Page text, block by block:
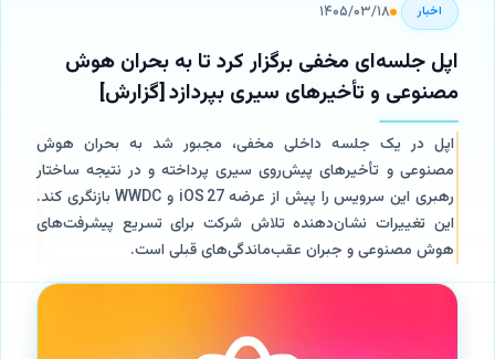
اخبار ۱۴۰۵/۰۳/۱۸
اپل جلسه‌ای مخفی برگزار کرد تا به بحران هوش
مصنوعی و تأخیرهای سیری بپردازد [گزارش]
اپل در یک جلسه داخلی مخفی، مجبور شد به بحران هوش
مصنوعی و تأخیرهای پیش‌روی سیری پرداخته و در نتیجه ساختار
رهبری این سرویس را پیش از عرضه iOS 27 و WWDC بازنگری کند.
این تغییرات نشان‌دهنده تلاش شرکت برای تسریع پیشرفت‌های
هوش مصنوعی و جبران عقب‌ماندگی‌های قبلی است.